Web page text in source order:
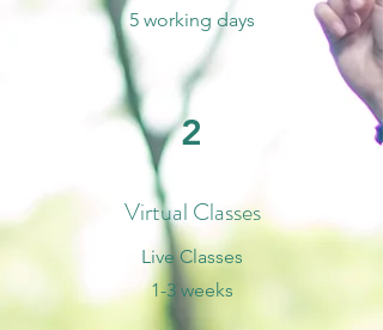
5 working days
2
Virtual Classes
Live Classes
1-3 weeks